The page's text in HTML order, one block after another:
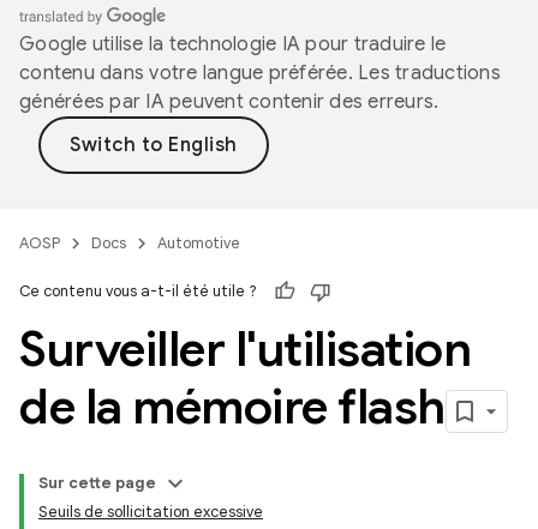
Google utilise la technologie IA pour traduire le
contenu dans votre langue préférée. Les traductions
générées par IA peuvent contenir des erreurs.
AOSP Docs Automotive
Ce contenu vous a-t-il été utile ?
Surveiller l'utilisation
de la mémoire flash
Sur cette page
Seuils de sollicitation excessive